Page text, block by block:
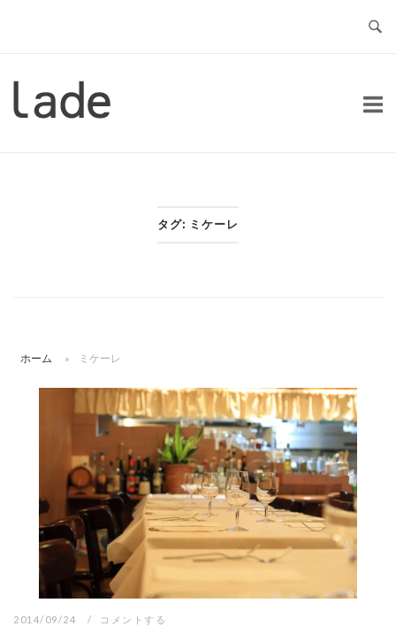
ー
タグ: ミケーレ
ホーム » ミケーレ
2014/09/24 コメントする